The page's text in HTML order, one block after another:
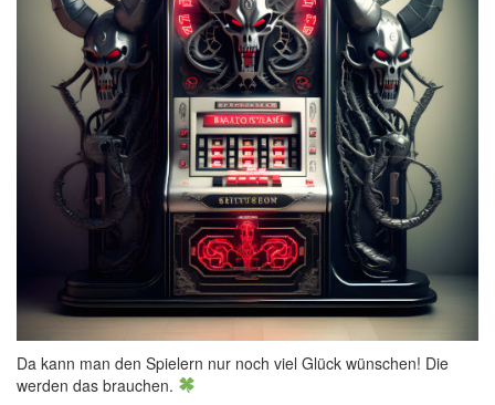
Da kann man den Spielern nur noch viel Glück wünschen! Die
werden das brauchen.